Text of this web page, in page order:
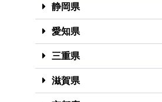
静岡県
愛知県
三重県
滋賀県